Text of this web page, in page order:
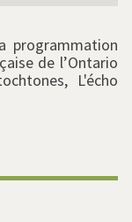
programmation
de l’Ontario
L'écho